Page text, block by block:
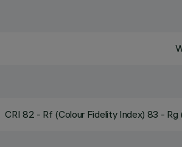
CRI 82 - Rf (Colour Fidelity Index) 83 - Rg